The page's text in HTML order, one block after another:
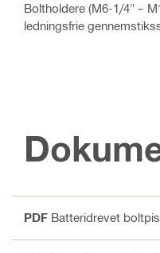
Boltholdere (M6-1/4" –
ledningsfrie
PDF Batteridrevet